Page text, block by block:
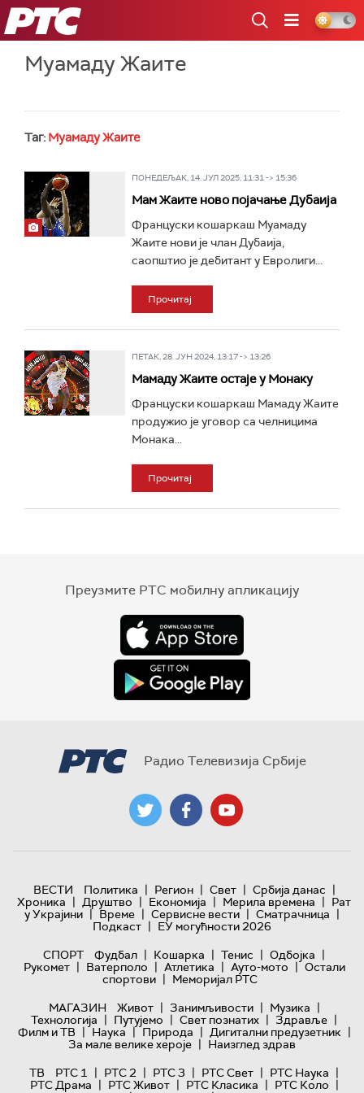
РТС
Муамаду Жаите
Таг: Муамаду Жаите
ПОНЕДЕЉАК, 14. ЈУЛ 2025, 11:31 -> 15:36
Мам Жаите ново појачање Дубаија
Француски кошаркаш Муамаду
Жаите нови је члан Дубаија,
саопштио је дебитант у Евролиги...
Прочитај
ПЕТАК, 28. ЈУН 2024, 13:17 -> 13:26
Мамаду Жаите остаје у Монаку
Француски кошаркаш Мамаду Жаите
продужио је уговор са челницима
Монака...
Прочитај
Преузмите РТС мобилну апликацију
Радио Телевизија Србије
ВЕСТИ Политика | Регион | Свет | Србија данас |
Хроника | Друштво | Економија | Мерила времена | Рат
у Украјини | Време | Сервисне вести | Сматрачница |
Подкаст | ЕУ могућности 2026
СПОРТ
Фудбал | Кошарка | Тенис | Одбојка |
Рукомет | Ватерполо | Атлетика | Ауто-мото | Остали
спортови | Меморијал РТС
МАГАЗИН
Живот | Занимљивости | Музика |
Технологијa | Путујемо | Свет познатих | Здравље |
Филм и ТВ | Наука | Природа | Дигитални предузетник |
За мале велике хероје | Наизглед здрав
ТВ
РТС 1 | РТС 2 | РТС 3 | РТС Свет | РТС Наука |
РТС Драма | РТС Живот | РТС Класика | РТС Коло |